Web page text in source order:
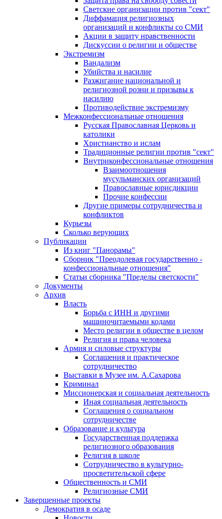
Светские организации против "сект"
Диффамация религиозных
организаций и конфликты со СМИ
Акции в защиту нравственности
Дискуссии о религии и обществе
Экстремизм
Вандализм
Убийства и насилие
Разжигание национальной и
религиозной розни и призывы к
насилию
Противодействие экстремизму
Межконфессиональные отношения
Русская Православная Церковь и
католики
Христианство и ислам
Традиционные религии против "сект"
Внутриконфессиональные отношения
Взаимоотношения
мусульманских организаций
Православные юрисдикции
Прочие конфессии
Другие примеры сотрудничества и
конфликтов
Курьезы
Сколько верующих
Публикации
Из книг "Панорамы"
Сборник "Преодолевая государственно -
конфессиональные отношения"
Статьи сборника "Пределы светскости"
Документы
Архив
Власть
Борьба с ИНН и другими
машиночитаемыми кодами
Место религии в обществе в целом
Религия и права человека
Армия и силовые структуры
Соглашения и практическое
сотрудничество
Выставки в Музее им. А.Сахарова
Криминал
Миссионерская и социальная деятельность
Иная социальная деятельность
Соглашения о социальном
сотрудничестве
Образование и культура
Государственная поддержка
религиозного образования
Религия в школе
Сотрудничество в культурно-
просветительской сфере
Общественность и СМИ
Религиозные СМИ
Завершенные проекты
Демократия в осаде